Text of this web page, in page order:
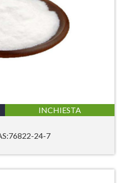
INCHIESTA
24-7